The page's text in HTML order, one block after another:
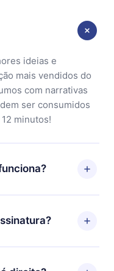
ideias e
mais vendidos do
com narrativas
ser consumidos
minutos!
e começar a
algum motivo não
basta entrar em
a partir do próximo
se você decidiu